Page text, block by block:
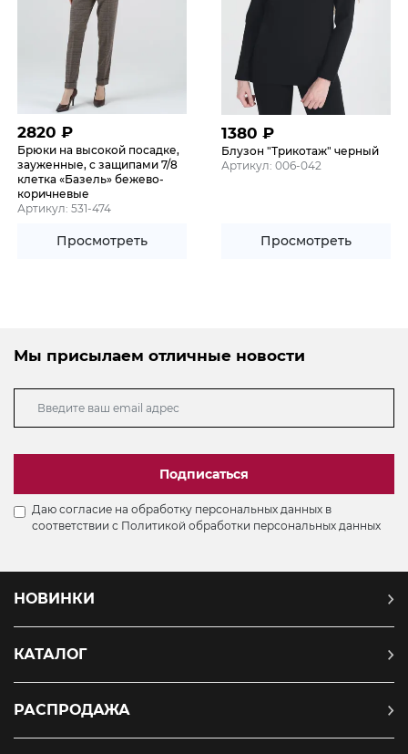
2820 ₽
Брюки на высокой посадке,
зауженные, с защипами 7/8
клетка «Базель» бежево-
коричневые
Артикул: 531-474
Просмотреть
1380 ₽
Блузон "Трикотаж" черный
Артикул: 006-042
Просмотреть
Мы присылаем отличные новости
Подписаться
Даю согласие на обработку персональных данных в
соответствии с Политикой обработки персональных данных
НОВИНКИ
КАТАЛОГ
РАСПРОДАЖА